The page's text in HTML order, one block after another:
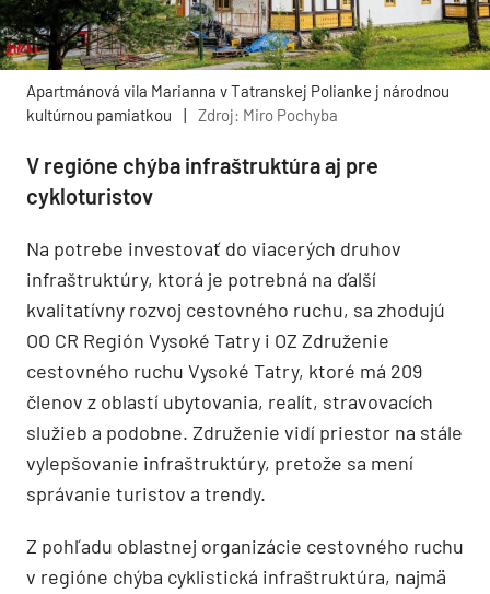
Apartmánová vila Marianna v Tatranskej Polianke j národnou
kultúrnou pamiatkou
Zdroj: Miro Pochyba
V regióne chýba infraštruktúra aj pre
cykloturistov
Na potrebe investovať do viacerých druhov
infraštruktúry, ktorá je potrebná na ďalší
kvalitatívny rozvoj cestovného ruchu, sa zhodujú
OO CR Región Vysoké Tatry i OZ Združenie
cestovného ruchu Vysoké Tatry, ktoré má 209
členov z oblastí ubytovania, realít, stravovacích
služieb a podobne. Združenie vidí priestor na stále
vylepšovanie infraštruktúry, pretože sa mení
správanie turistov a trendy.
Z pohľadu oblastnej organizácie cestovného ruchu
v regióne chýba cyklistická infraštruktúra, najmä